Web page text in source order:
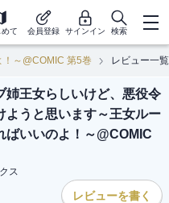
て 会員登録 サインイン 検索
～@COMIC 第5巻 レビュー一覧
姉王女らしいけど、悪役令
ようと思います～王女ルー
ばいいのよ！～@COMIC
ス
レビューを書く